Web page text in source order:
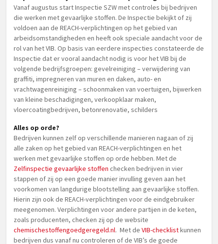
Vanaf augustus start Inspectie SZW met controles bij bedrijven
die werken met gevaarlijke stoffen. De Inspectie bekijkt of zij
voldoen aan de REACH-verplichtingen op het gebied van
arbeidsomstandigheden en heeft ook speciale aandacht voor de
rol van het VIB. Op basis van eerdere inspecties constateerde de
Inspectie dat er vooral aandacht nodig is voor het VIB bij de
volgende bedrijfsgroepen: gevelreiniging – verwijdering van
graffiti, impregneren van muren en daken, auto- en
vrachtwagenreiniging – schoonmaken van voertuigen, bijwerken
van kleine beschadigingen, verkoopklaar maken,
vloercoatingbedrijven, betonrenovatie, schilders
Alles op orde?
Bedrijven kunnen zelf op verschillende manieren nagaan of zij
alle zaken op het gebied van REACH-verplichtingen en het
werken met gevaarlijke stoffen op orde hebben. Met de
Zelfinspectie gevaarlijke stoffen checken bedrijven in vier
stappen of zij op een goede manier invulling geven aan het
voorkomen van langdurige blootstelling aan gevaarlijke stoffen.
Hierin zijn ook de REACH-verplichtingen voor de eindgebruiker
meegenomen. Verplichtingen voor andere partijen in de keten,
zoals producenten, checken zij op de website
chemischestoffengoedgeregeld.nl. Met de VIB-checklistkunnen
bedrijven dus vanaf nu controleren of de VIB’s de goede